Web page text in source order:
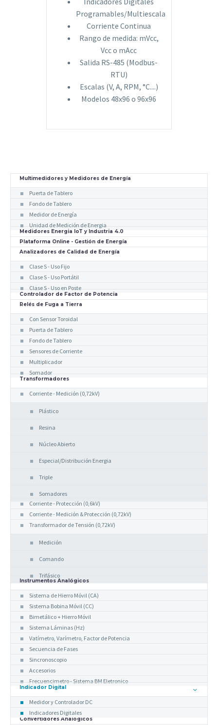
Programables/Multiescala
Corriente Continua
Rango de medida: mVcc,
Vcc o mAcc
Salida RS-485 (Modbus-
RTU)
Escalas (V, A, RPM, °C....)
Modelos 48x96 o 96x96
Multimedidores y Medidores de Energía
Puerta de Tablero
Fondo de Tablero
Medidor de Energía
Unidad de Medición de Energia
Medidores Energia IoT y Industria 4.0
Plataforma Online - Gestión de Energía
Analizadores de Calidad de Energía
Clase S - Uso Fijo
Clase S - Uso Portátil
Clase S - Uso en Poste
Controlador de Factor de Potencia
Relés de Fuga a Tierra
Con Sensor Toroidal
Puerta de Tablero
Fondo de Tablero
Sensores de Corriente
Multiplicador
Somador
Transformadores
Corriente - Medición (0,72kV)
Plástico
Resina
Núcleo Abierto
Especial/Distribución Energia
Triple
Somadores
Corriente - Protección (0,6kV)
Corriente - Medición & Protección (0,72kV)
Transformador de Tensión (0,72kV)
Medición
Comando
Trifásico
Instrumentos Analógicos
Sistema de Hierro Móvil (CA)
Sistema Bobina Móvil (CC)
Bimetálico + Hierro Móvil
Sistema Láminas (Hz)
Vatímetro, Varímetro, Factor de Potencia
Secuencia de Fases
Sincronoscopio
Accesorios
Frecuencimetro - Sistema BM Eletronico
Indicador Digital
Medidor y Controlador DC
Indicadores Digitales
Convertidores Analógicos